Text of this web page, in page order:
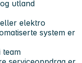
utland
elektro
system er
team